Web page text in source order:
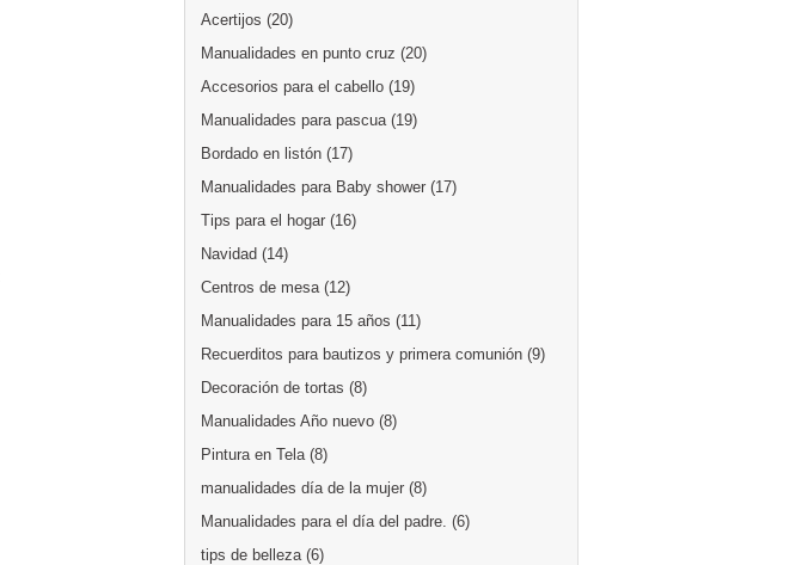
Acertijos (20)
Manualidades en punto cruz (20)
Accesorios para el cabello (19)
Manualidades para pascua (19)
Bordado en listón (17)
Manualidades para Baby shower (17)
Tips para el hogar (16)
Navidad (14)
Centros de mesa (12)
Manualidades para 15 años (11)
Recuerditos para bautizos y primera comunión (9)
Decoración de tortas (8)
Manualidades Año nuevo (8)
Pintura en Tela (8)
manualidades día de la mujer (8)
Manualidades para el día del padre. (6)
tips de belleza (6)